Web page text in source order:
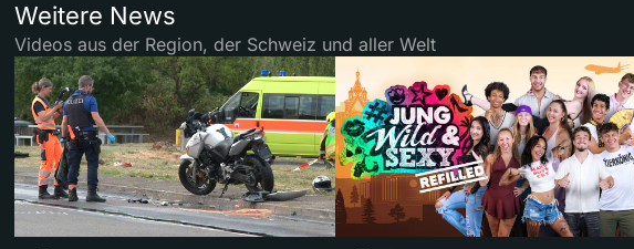
Weitere News
Videos aus der Region, der Schweiz und aller Welt